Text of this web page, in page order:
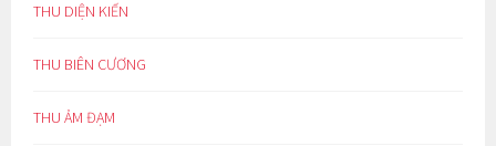
THU DIỆN KIẾN
THU BIÊN CƯƠNG
THU ẢM ĐẠM